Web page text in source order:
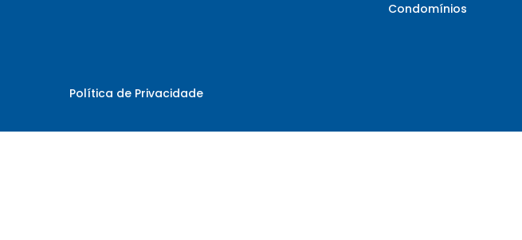
Condomínios
Política de Privacidade